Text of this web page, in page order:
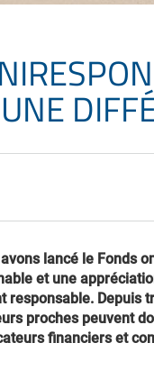
lancé le Fonds
et une
responsable.
proches peuvent
financiers et